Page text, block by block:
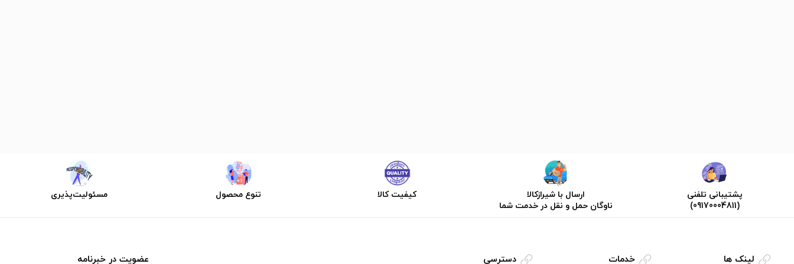
پشتیبانی تلفنی
(09170004811)
ارسال با شیرازکالا
ناوگان حمل و نقل در خدمت شما
کیفیت کالا تنوع محصول مسئولیت‌پذیری
لینک ها
خدمات
دسترسی
عضویت در خبرنامه